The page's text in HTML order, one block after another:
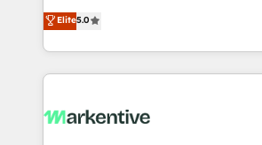
into a revenue engine. Our unified
includes specialized divisions
Software) and Point Success Media
making this the official home for all
and system integrations powered by
Elite5.0